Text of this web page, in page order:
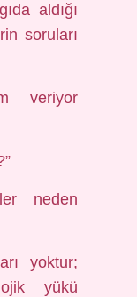
aldığı
soruları
veriyor
neden
yoktur;
yükü